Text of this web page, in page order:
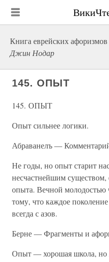
Книга еврейских афоризмов
Джин Нодар
145. ОПЫТ
145. ОПЫТ
Опыт сильнее логики.
Абраванелъ —
Не годы, но опыт старит
несчастнейшим
опыта. Вечной молодостью
тому, что каждое
всегда с азов.
Берне — Фрагменты и
Опыт — хорошая школа, но